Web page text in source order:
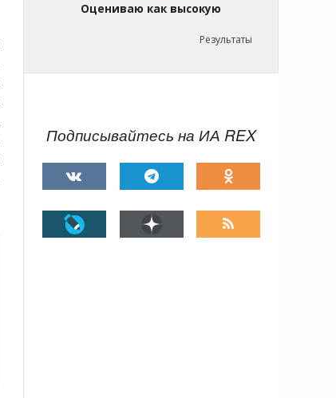
Оцениваю как высокую
Результаты
Подписывайтесь на ИА REX